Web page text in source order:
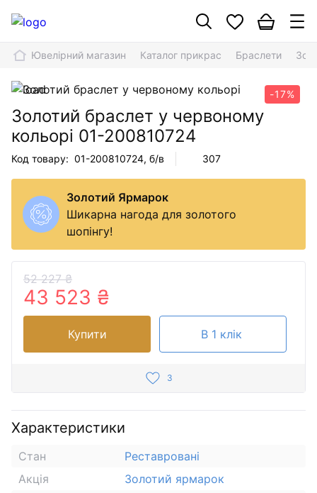
Ювелірний магазин Каталог прикрас Браслети
-17%
Золотий браслет у червоному
кольорі 01-200810724
Код товару: 01-200810724, б/в 307
Золотий Ярмарок
Шикарна нагода для золотого
шопінгу!
52 227 ₴
43 523 ₴
Купити В 1 клік
3
Характеристики
Стан
Реставровані
Акція
Золотий ярмарок